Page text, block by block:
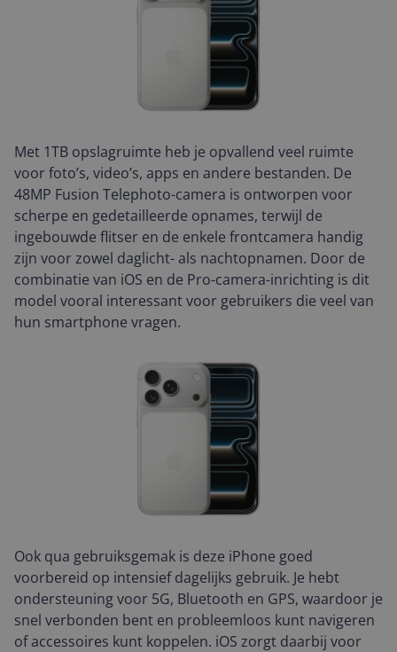
Met 1TB opslagruimte heb je opvallend veel ruimte
voor foto’s, video’s, apps en andere bestanden. De
48MP Fusion Telephoto-camera is ontworpen voor
scherpe en gedetailleerde opnames, terwijl de
ingebouwde flitser en de enkele frontcamera handig
zijn voor zowel daglicht- als nachtopnamen. Door de
combinatie van iOS en de Pro-camera-inrichting is dit
model vooral interessant voor gebruikers die veel van
hun smartphone vragen.
Ook qua gebruiksgemak is deze iPhone goed
voorbereid op intensief dagelijks gebruik. Je hebt
ondersteuning voor 5G, Bluetooth en GPS, waardoor je
snel verbonden bent en probleemloos kunt navigeren
of accessoires kunt koppelen. iOS zorgt daarbij voor